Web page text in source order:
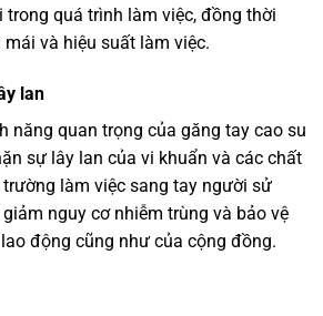
trong quá trình làm việc, đồng thời
và hiệu suất làm việc.
lan
năng quan trọng của găng tay cao su
sự lây lan của vi khuẩn và các chất
làm việc sang tay người sử
nguy cơ nhiễm trùng và bảo vệ
động cũng như của cộng đồng.